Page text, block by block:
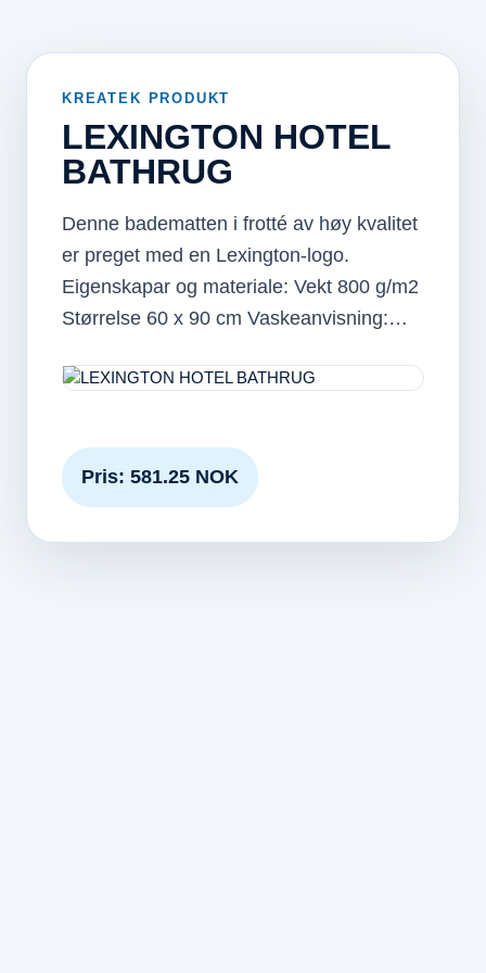
KREATEK PRODUKT
LEXINGTON HOTEL
BATHRUG
Denne badematten i frotté av høy kvalitet
er preget med en Lexington-logo.
Eigenskapar og materiale: Vekt 800 g/m2
Størrelse 60 x 90 cm Vaskeanvisning:…
Pris: 581.25 NOK